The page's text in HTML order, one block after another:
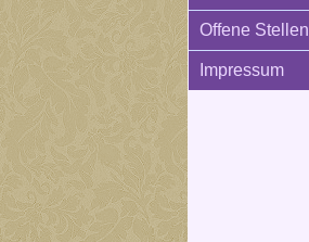
Offene Stellen
Impressum